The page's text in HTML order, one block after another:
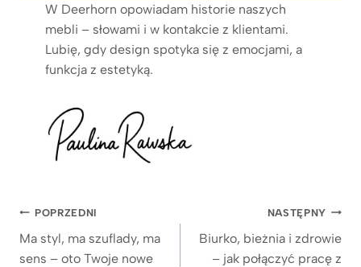
W Deerhorn opowiadam historie naszych
mebli – słowami i w kontakcie z klientami.
Lubię, gdy design spotyka się z emocjami, a
funkcja z estetyką.
Nawigacja
wpisu
POPRZEDNI
Ma styl, ma szuflady, ma
sens – oto Twoje nowe
NASTĘPNY
Biurko, bieżnia i zdrowie
– jak połączyć pracę z